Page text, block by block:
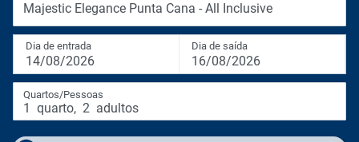
Majestic Elegance Punta Cana - All Inclusive
Dia de entrada
14/08/2026
Dia de saída
16/08/2026
Quartos/Pessoas
1 quarto, 2 adultos